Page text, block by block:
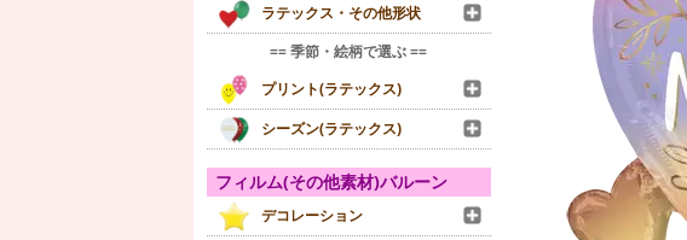
ラテックス・その他形状
== 季節・絵柄で選ぶ ==
プリント(ラテックス)
シーズン(ラテックス)
フィルム(その他素材)バルーン
デコレーション